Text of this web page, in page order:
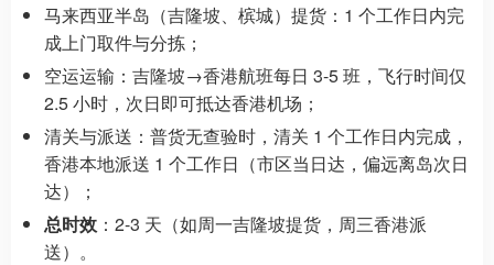
马来西亚半岛（吉隆坡、槟城）提货：1 个工作日内完
成上门取件与分拣；
空运运输：吉隆坡→香港航班每日 3-5 班，飞行时间仅
2.5 小时，次日即可抵达香港机场；
清关与派送：普货无查验时，清关 1 个工作日内完成，
香港本地派送 1 个工作日（市区当日达，偏远离岛次日
达）；
总时效 ：2-3 天（如周一吉隆坡提货，周三香港派
送）。